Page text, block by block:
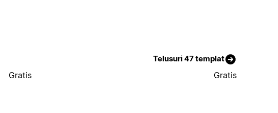
Telusuri 47 templat
Gratis Gratis